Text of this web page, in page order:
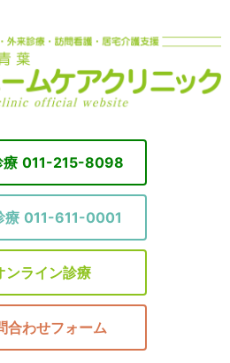
療 011-215-8098
療 011-611-0001
ンライン診療
合わせフォーム